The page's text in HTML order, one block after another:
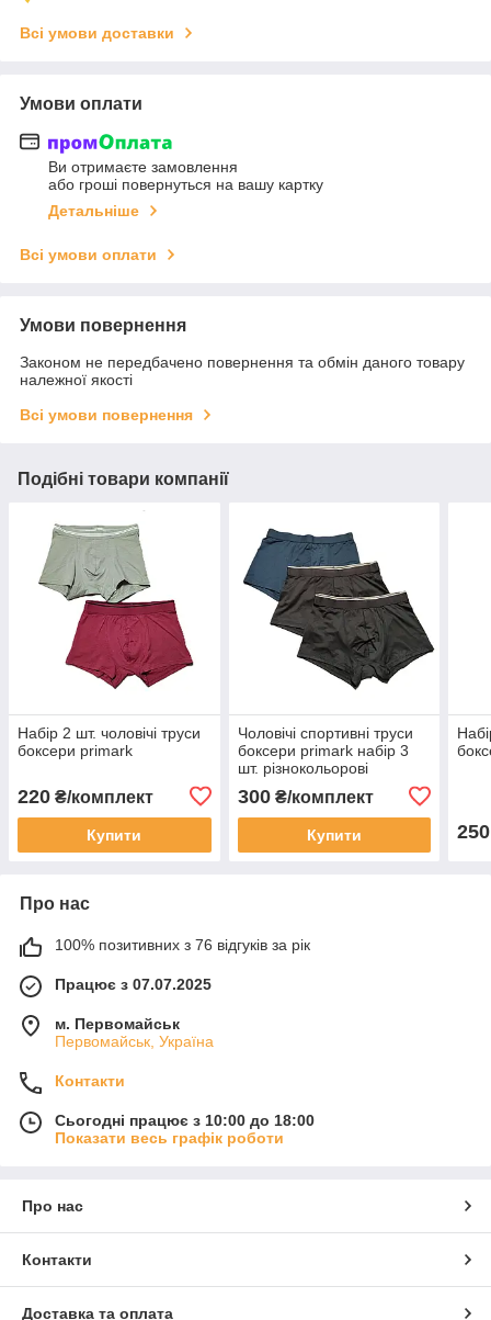
Всі умови доставки
Умови оплати
Ви отримаєте замовлення
або гроші повернуться на вашу картку
Детальніше
Всі умови оплати
Умови повернення
Законом не передбачено повернення та обмін даного товару
належної якості
Всі умови повернення
Подібні товари компанії
Набір 2 шт. чоловічі труси
боксери primark
220 ₴/комплект
Купити
Чоловічі спортивні труси
боксери primark набір 3
шт. різнокольорові
300₴/комплект
Купити 250
Про нас
100% позитивних з 76 відгуків за рік
Працює з 07.07.2025
м. Первомайськ
Первомайськ, Україна
Контакти
Сьогодні працює з 10:00 до 18:00
Показати весь графік роботи
Про нас
Контакти
Доставка та оплата